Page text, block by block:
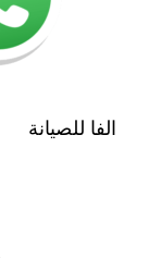
الفا للصيانة